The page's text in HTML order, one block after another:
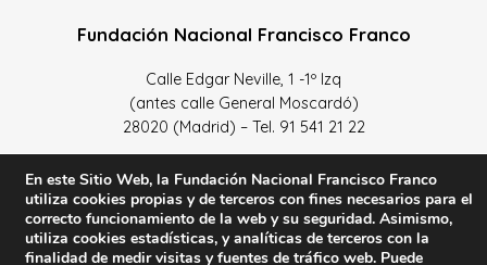
Fundación Nacional Francisco Franco
Calle Edgar Neville, 1 -1º Izq
(antes calle General Moscardó)
28020 (Madrid) – Tel. 91 541 21 22
En este Sitio Web, la Fundación Nacional Francisco Franco
utiliza cookies propias y de terceros con fines necesarios para el
correcto funcionamiento de la web y su seguridad. Asimismo,
utiliza cookies estadísticas, y analíticas de terceros con la
finalidad de medir visitas y fuentes de tráfico web. Puede